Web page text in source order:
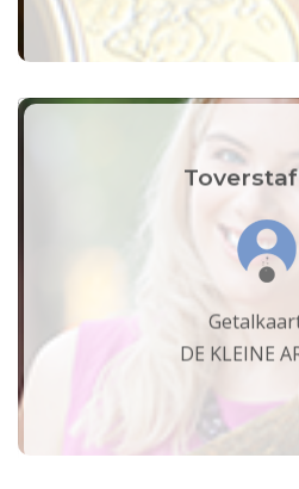
DE KLEINE